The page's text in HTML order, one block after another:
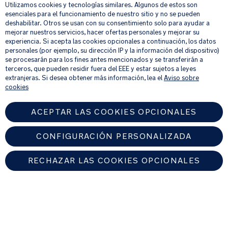
malla
en
verano
La
cubierta
para
lluvia
incluida
protege
al
niño
de
Su correo electrónico REGISTRAR
Al proporcionar tu dirección de correo electrónico, aceptas recibir por
correo electrónico nuestro boletín de noticias e información sobre
productos y ofertas que creamos que puedan ser de tu interés.
Si quieres más información sobre cómo procesamos tus datos personales,
consulta nuestro
aviso de privacidad
Utilizamos cookies y tecnologías similares. Algunos de estos son
esenciales para el funcionamiento de nuestro sitio y no se pueden
deshabilitar. Otros se usan con su consentimiento solo para ayudar a
mejorar nuestros servicios, hacer ofertas personales y mejorar su
experiencia. Si acepta las cookies opcionales a continuación, los datos
personales (por ejemplo, su dirección IP y la información del dispositivo)
se procesarán para los fines antes mencionados y se transferirán a
terceros, que pueden residir fuera del EEE y estar sujetos a leyes
extranjeras. Si desea obtener más información, lea elAviso sobre
cookies
ACEPTAR LAS COOKIES OPCIONALES
CONFIGURACIÓN PERSONALIZADA
RECHAZAR LAS COOKIES OPCIONALES